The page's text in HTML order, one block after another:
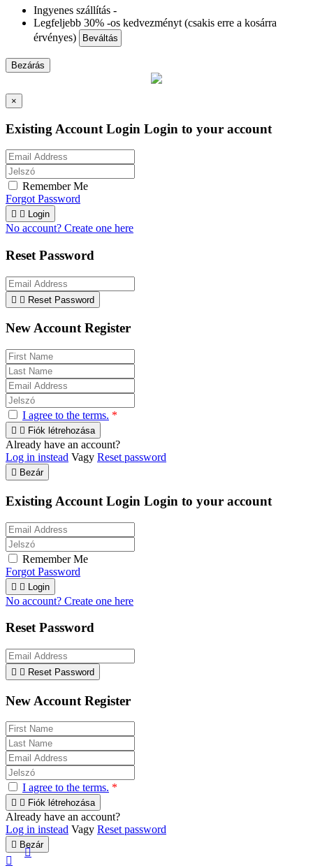
Ingyenes szállítás -
Legfeljebb 30% -os kedvezményt (csakis erre a kosárra
érvényes)
Beváltás
Bezárás
×
Existing Account Login Login to your account
Remember Me
Forgot Password
  Login
No account? Create one here
Reset Password
  Reset Password
New Account Register
I agree to the terms. *
  Fiók létrehozása
Already have an account?
Log in instead Vagy Reset password
 Bezár
Existing Account Login Login to your account
Remember Me
Forgot Password
  Login
No account? Create one here
Reset Password
  Reset Password
New Account Register
I agree to the terms. *
  Fiók létrehozása
Already have an account?
Log in instead Vagy Reset password
 Bezár

